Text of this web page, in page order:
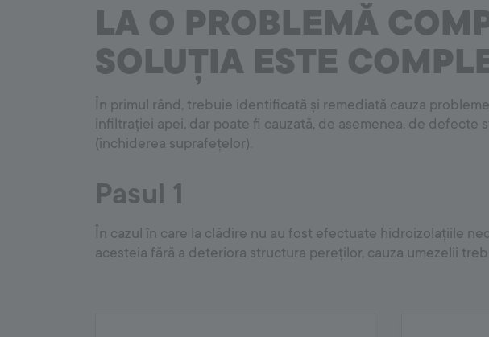
LA O PROBLEMĂ
SOLUȚIA ESTE
În primul rând, trebuie identificată și remediată cauza
infiltrației apei, dar poate fi cauzată, de asemenea, de
(închiderea suprafețelor).
Pasul 1
În cazul în care la clădire nu au fost efectuate hidroizolațiile
acesteia fără a deteriora structura pereților, cauza umezelii